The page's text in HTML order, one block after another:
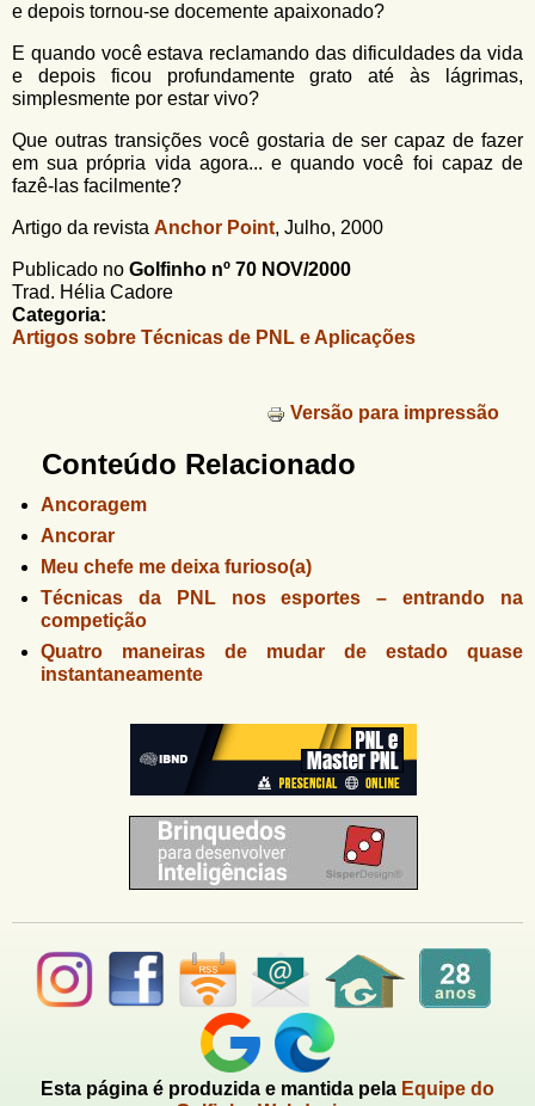
e depois tornou-se docemente apaixonado?
E quando você estava reclamando das dificuldades da vida
e depois ficou profundamente grato até às lágrimas,
simplesmente por estar vivo?
Que outras transições você gostaria de ser capaz de fazer
em sua própria vida agora... e quando você foi capaz de
fazê-las facilmente?
Artigo da revista Anchor Point, Julho, 2000
Publicado no Golfinho nº 70 NOV/2000
Trad. Hélia Cadore
Categoria:
Artigos sobre Técnicas de PNL e Aplicações
Versão para impressão
Conteúdo Relacionado
Ancoragem
Ancorar
Meu chefe me deixa furioso(a)
Técnicas da PNL nos esportes – entrando na
competição
Quatro maneiras de mudar de estado quase
instantaneamente
Esta página é produzida e mantida pela Equipe do